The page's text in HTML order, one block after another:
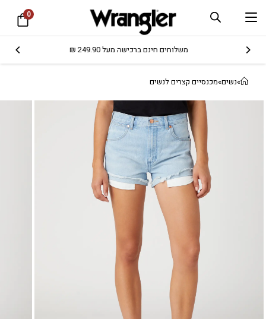
0
משלוחים חינם ברכישה מעל 249.90 ₪
»נשים»מכנסיים קצרים לנשים